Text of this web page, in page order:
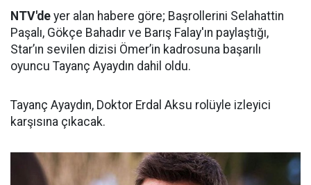
NTV'de yer alan habere göre; Başrollerini Selahattin
Paşalı, Gökçe Bahadır ve Barış Falay'ın paylaştığı,
Star’ın sevilen dizisi Ömer’in kadrosuna başarılı
oyuncu Tayanç Ayaydın dahil oldu.
Tayanç Ayaydın, Doktor Erdal Aksu rolüyle izleyici
karşısına çıkacak.